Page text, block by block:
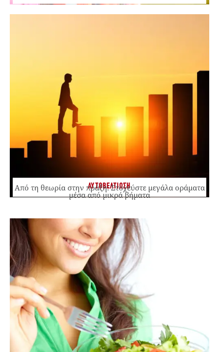
ΑΥΤΟΒΕΛΤΙΩΣΗ
Από τη θεωρία στην πράξη: Στοχεύστε μεγάλα οράματα
μέσα από μικρά βήματα